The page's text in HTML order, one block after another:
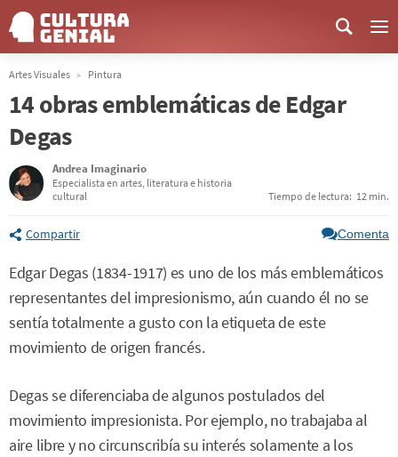
Artes Visuales Pintura
14 obras emblemáticas de Edgar
Degas
Andrea Imaginario
Especialista en artes, literatura e historia
cultural
Tiempo de lectura: 12 min.
Compartir Comenta
Edgar Degas (1834-1917) es uno de los más emblemáticos
representantes del impresionismo, aún cuando él no se
sentía totalmente a gusto con la etiqueta de este
movimiento de origen francés.
Degas se diferenciaba de algunos postulados del
movimiento impresionista. Por ejemplo, no trabajaba al
aire libre y no circunscribía su interés solamente a los